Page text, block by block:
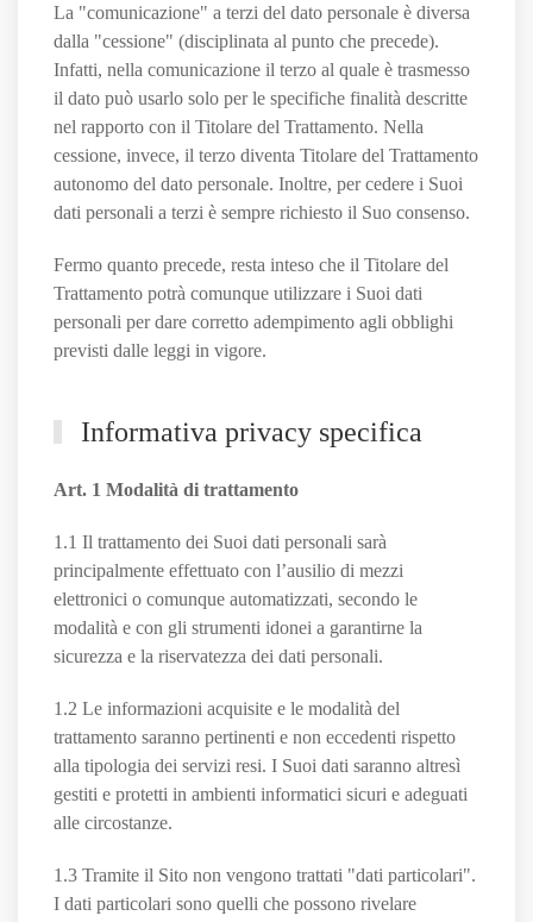
La "comunicazione" a terzi del dato personale è diversa
dalla "cessione" (disciplinata al punto che precede).
Infatti, nella comunicazione il terzo al quale è trasmesso
il dato può usarlo solo per le specifiche finalità descritte
nel rapporto con il Titolare del Trattamento. Nella
cessione, invece, il terzo diventa Titolare del Trattamento
autonomo del dato personale. Inoltre, per cedere i Suoi
dati personali a terzi è sempre richiesto il Suo consenso.
Fermo quanto precede, resta inteso che il Titolare del
Trattamento potrà comunque utilizzare i Suoi dati
personali per dare corretto adempimento agli obblighi
previsti dalle leggi in vigore.
Informativa privacy specifica
Art. 1 Modalità di trattamento
1.1 Il trattamento dei Suoi dati personali sarà
principalmente effettuato con l’ausilio di mezzi
elettronici o comunque automatizzati, secondo le
modalità e con gli strumenti idonei a garantirne la
sicurezza e la riservatezza dei dati personali.
1.2 Le informazioni acquisite e le modalità del
trattamento saranno pertinenti e non eccedenti rispetto
alla tipologia dei servizi resi. I Suoi dati saranno altresì
gestiti e protetti in ambienti informatici sicuri e adeguati
alle circostanze.
1.3 Tramite il Sito non vengono trattati "dati particolari".
I dati particolari sono quelli che possono rivelare